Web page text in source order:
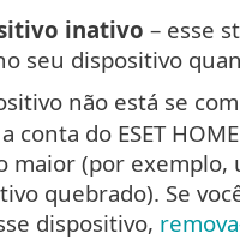
inativo – esse
seu dispositivo
não está se
conta do ESET
maior (por exemplo,
quebrado). Se
dispositivo,